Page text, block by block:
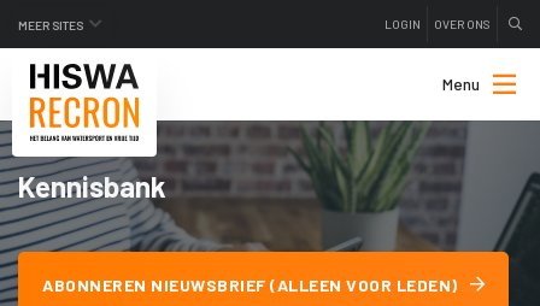
MEER SITES LOGIN OVER ONS
Menu
Kennisbank
ABONNEREN NIEUWSBRIEF (ALLEEN VOOR LEDEN)